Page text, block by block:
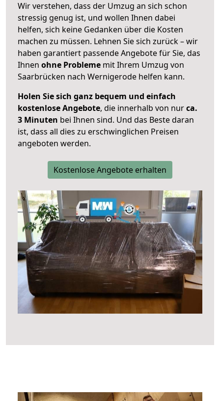
Wir verstehen, dass der Umzug an sich schon
stressig genug ist, und wollen Ihnen dabei
helfen, sich keine Gedanken über die Kosten
machen zu müssen. Lehnen Sie sich zurück – wir
haben garantiert passende Angebote für Sie, das
Ihnen ohne Probleme mit Ihrem Umzug von
Saarbrücken nach Wernigerode helfen kann.
Holen Sie sich ganz bequem und einfach
kostenlose Angebote, die innerhalb von nurca.
3 Minuten bei Ihnen sind. Und das Beste daran
ist, dass all dies zu erschwinglichen Preisen
angeboten werden.
Kostenlose Angebote erhalten